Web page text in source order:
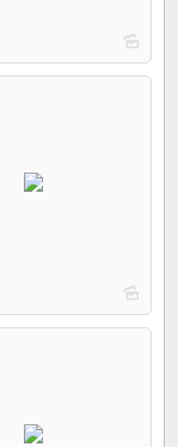
b
b